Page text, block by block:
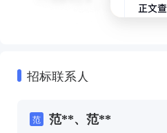
招标联系人
范 范**、范**